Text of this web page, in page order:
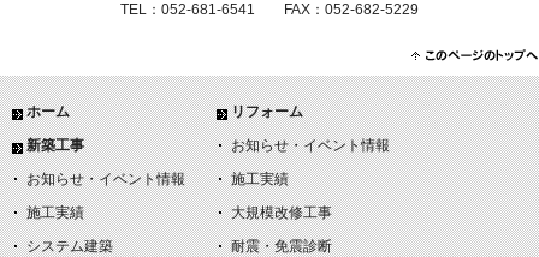
TEL：052-681-6541 FAX：052-682-5229
ホーム
新築工事
お知らせ・イベント情報
施工実績
システム建築
リフォーム
お知らせ・イベント情報
施工実績
大規模改修工事
耐震・免震診断